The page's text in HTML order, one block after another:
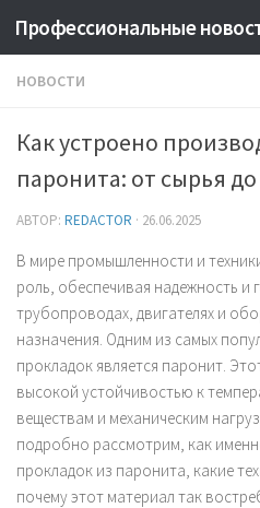
Профессиональные
НОВОСТИ
Как устроено
паронита: от сырья
АВТОР: REDACTOR · 26.06.2025
В мире промышленности и
роль, обеспечивая надежность и
трубопроводах, двигателях и
назначения. Одним из самых
прокладок является паронит.
высокой устойчивостью к
веществам и механическим
подробно рассмотрим, как
прокладок из паронита, какие
почему этот материал так